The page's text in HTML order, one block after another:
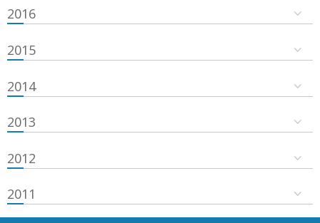
2016
2015
2014
2013
2012
2011